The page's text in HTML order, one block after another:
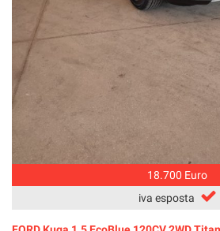
18.700 Euro
iva esposta